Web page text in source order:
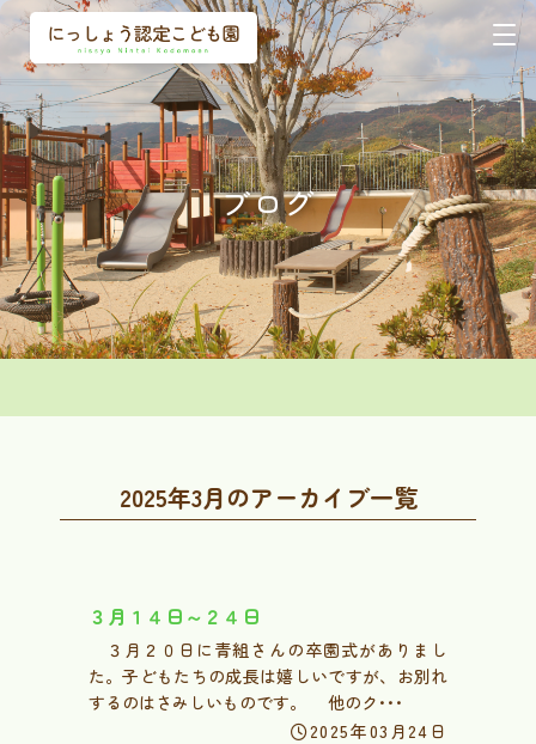
ブログ
2025年3月のアーカイブ一覧
３月１４日～２４日
2025年03月24日
３月２０日に青組さんの卒園式がありまし
た。子どもたちの成長は嬉しいですが、お別れ
するのはさみしいものです。 他のク･･･